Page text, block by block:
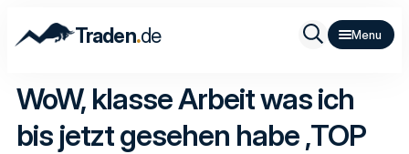
Traden.de
WoW, klasse Arbeit was ich
bis jetzt gesehen habe ,TOP